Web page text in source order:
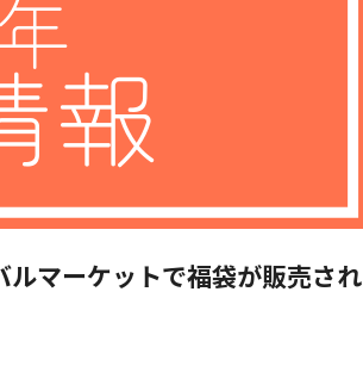
ルマーケットで福袋が販売され